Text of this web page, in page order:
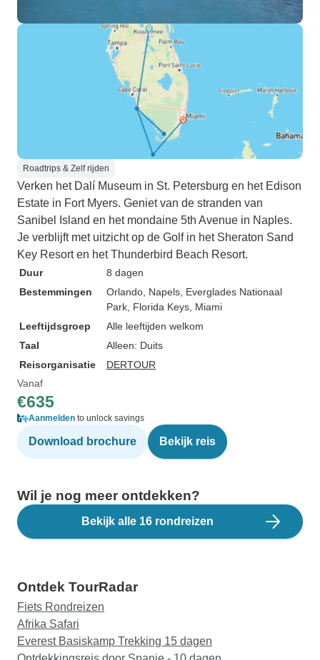
Roadtrips & Zelf rijden
Verken het Dalí Museum in St. Petersburg en het Edison
Estate in Fort Myers. Geniet van de stranden van
Sanibel Island en het mondaine 5th Avenue in Naples.
Je verblijft met uitzicht op de Golf in het Sheraton Sand
Key Resort en het Thunderbird Beach Resort.
Duur
8 dagen
Bestemmingen
Orlando , Napels , Everglades Nationaal
Park , Florida Keys , Miami
Leeftijdsgroep
Alle leeftijden welkom
Taal
Alleen: Duits
Reisorganisatie
DERTOUR
Vanaf
€635
Aanmelden to unlock savings
Download brochure Bekijk reis
Wil je nog meer ontdekken?
Bekijk alle 16 rondreizen
Ontdek TourRadar
Fiets Rondreizen
Afrika Safari
Everest Basiskamp Trekking 15 dagen